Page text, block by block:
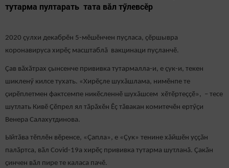
тутарма пултарать тата вăл тӳлевсӗр
2020 ҫулхи декабрӗн 5-мӗшӗнчен пуҫласа, ҫӗршывра
коронавируса хирӗҫ масштаблă вакцинаци пуҫланчӗ.
Ҫав вӑхӑтрах çынсенче прививка тутармалла-и, е çук-и, текен
шикленӳ килсе тухать. «Хирӗçле шухăшлама, нимӗнпе те
ҫирӗплетмен фактсемпе никӗсленнӗ шухăшсем хӗтӗртеҫҫӗ», – тесе
шутлать Кивӗ Ҫӗпрел ял тӑрӑхӗн Ӗç тӑвакан комитечӗн ертӳҫи
Венера Салахутдинова.
Ыйтӑва тӗплӗн вӗренсе, «Çапла», е «Çук» тенине хăйшӗн уҫҫӑн
палӑртса, вӑл Covid-19а хирӗç прививка тутарма шутланă. Çакăн
ҫинчен вӑл пире те каласа пачӗ.